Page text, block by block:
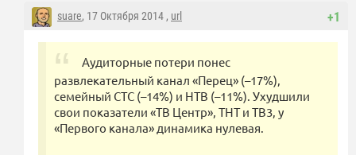
+1
suare, 17 Октября 2014 , url
Аудиторные потери понес
развлекательный канал «Перец» (–17%),
семейный СТС (–14%) и НТВ (–11%). Ухудшили
свои показатели «ТВ Центр», ТНТ и ТВ3, у
«Первого канала» динамика нулевая.